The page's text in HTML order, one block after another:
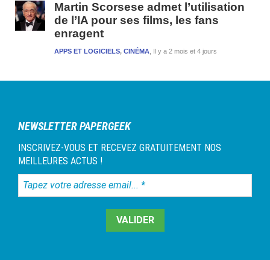
Martin Scorsese admet l’utilisation
de l’IA pour ses films, les fans
enragent
Il y a 2 mois et 4 jours
APPS ET LOGICIELS, CINÉMA
NEWSLETTER PAPERGEEK
INSCRIVEZ-VOUS ET RECEVEZ GRATUITEMENT NOS
MEILLEURES ACTUS !
Tapez
votre